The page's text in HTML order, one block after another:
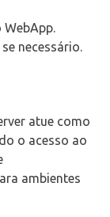
necessário.
atue como
o acesso ao
ambientes